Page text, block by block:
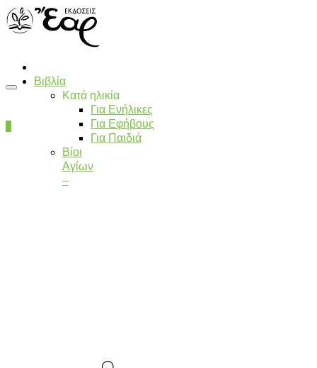
Βιβλία
Κατά ηλικία
Για Ενήλικες
Για Εφήβους
Για Παιδιά
Βίοι
Αγίων
–